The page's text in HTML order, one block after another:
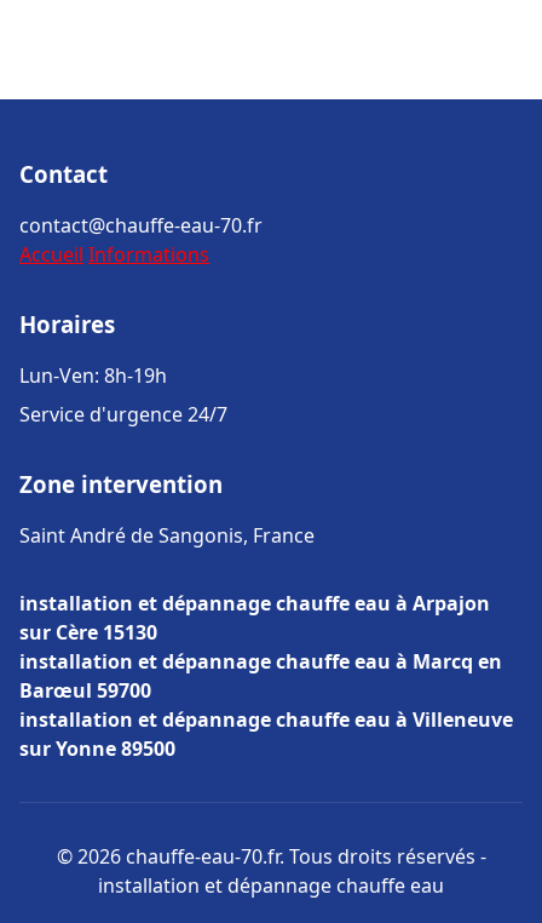
Contact
contact@chauffe-eau-70.fr
Accueil Informations
Horaires
Lun-Ven: 8h-19h
Service d'urgence 24/7
Zone intervention
Saint André de Sangonis, France
installation et dépannage chauffe eau à Arpajon
sur Cère 15130
installation et dépannage chauffe eau à Marcq en
Barœul 59700
installation et dépannage chauffe eau à Villeneuve
sur Yonne 89500
© 2026 chauffe-eau-70.fr. Tous droits réservés -
installation et dépannage chauffe eau